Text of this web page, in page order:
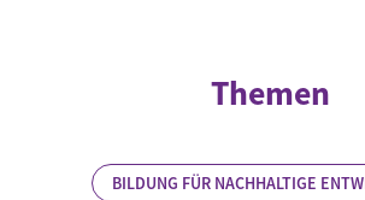
Themen
BILDUNG FÜR NACHHALTIGE